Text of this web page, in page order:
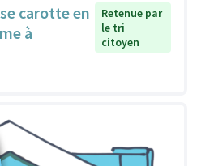
carotte en
à
Retenue par
le tri
citoyen